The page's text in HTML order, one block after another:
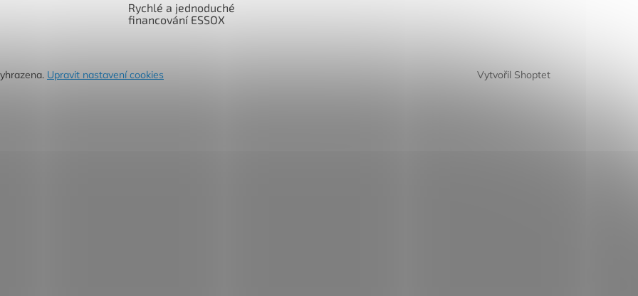
Rychlé a jednoduché
financování ESSOX
Vytvořil Shoptet
Upravit nastavení cookies